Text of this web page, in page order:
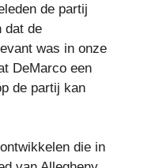
de partij
dat de
was in onze
DeMarco een
de partij kan
die in